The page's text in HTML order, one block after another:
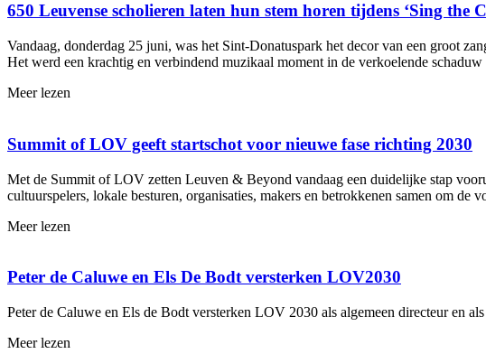
650 Leuvense scholieren laten hun stem horen tijdens ‘Sing the
Vandaag, donderdag 25 juni, was het Sint-Donatuspark het decor van een groot
Het werd een krachtig en verbindend muzikaal moment in de verkoelende schaduw
Meer lezen
Summit of LOV geeft startschot voor nieuwe fase richting 2030
Met de Summit of LOV zetten Leuven & Beyond vandaag een duidelijke stap
cultuurspelers, lokale besturen, organisaties, makers en betrokkenen samen om
Meer lezen
Peter de Caluwe en Els De Bodt versterken LOV2030
Peter de Caluwe en Els de Bodt versterken LOV 2030 als algemeen directeur en
Meer lezen